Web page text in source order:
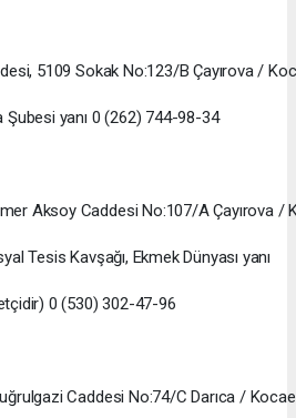
5109 Sokak No:123/B Çayırova /
Şubesi yanı 0 (262) 744-98-34
Aksoy Caddesi No:107/A Çayırova /
Tesis Kavşağı, Ekmek Dünyası yanı
0 (530) 302-47-96
Caddesi No:74/C Darıca /